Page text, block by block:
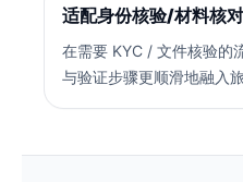
适配身份核验/材料核对
在需要 KYC / 文件核验的
与验证步骤更顺滑地融入旅